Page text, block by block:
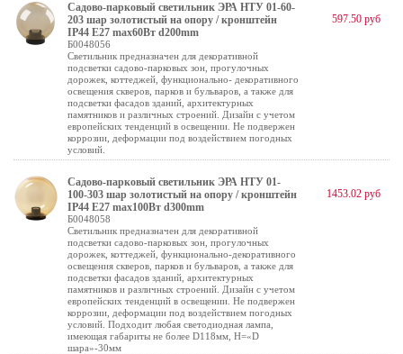
Садово-парковый светильник ЭРА НТУ 01-60-
203 шар золотистый на опору / кронштейн
IP44 Е27 max60Вт d200mm
Б0048056
Светильник предназначен для декоративной
подсветки садово-парковых зон, прогулочных
дорожек, коттеджей, функционально- декоративного
освещения скверов, парков и бульваров, а также для
подсветки фасадов зданий, архитектурных
памятников и различных строений. Дизайн с учетом
европейских тенденций в освещении. Не подвержен
коррозии, деформации под воздействием погодных
условий.
597.50 руб
Садово-парковый светильник ЭРА НТУ 01-
100-303 шар золотистый на опору / кронштейн
IP44 Е27 max100Вт d300mm
Б0048058
Светильник предназначен для декоративной
подсветки садово-парковых зон, прогулочных
дорожек, коттеджей, функционально-декоративного
освещения скверов, парков и бульваров, а также для
подсветки фасадов зданий, архитектурных
памятников и различных строений. Дизайн с учетом
европейских тенденций в освещении. Не подвержен
коррозии, деформации под воздействием погодных
условий. Подходит любая светодиодная лампа,
имеющая габариты не более D118мм, H=«D
шара»-30мм
1453.02 руб